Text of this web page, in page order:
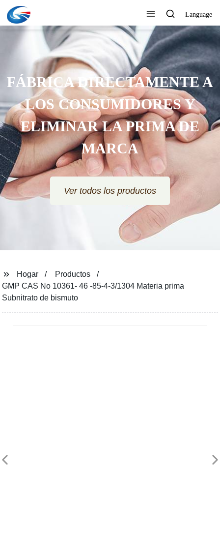
Language
FÁBRICA DIRECTAMENTE A
LOS CONSUMIDORES Y
ELIMINAR LA PRIMA DE
MARCA
Ver todos los productos
Hogar
Productos
GMP CAS No 10361- 46 -85-4-3/1304 Materia prima
Subnitrato de bismuto